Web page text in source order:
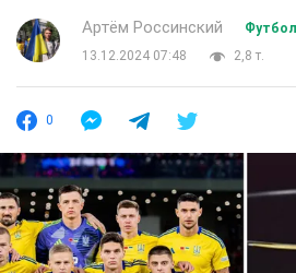
Артём Россинский
Футбол
13.12.2024 07:48
2,8 т.
0